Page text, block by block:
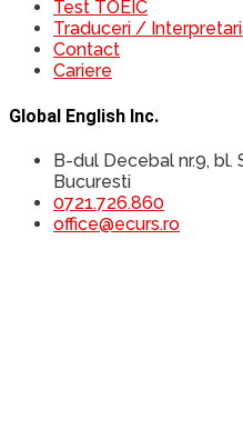
Test TOEIC
Traduceri /
Contact
Cariere
Global English Inc.
B-dul Decebal nr.9, bl.
Bucuresti
0721.726.860
office@ecurs.ro